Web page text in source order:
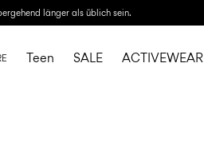
länger als üblich sein.
Teen SALE ACTIVEWEAR